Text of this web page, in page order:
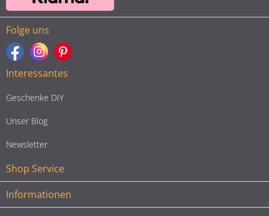
Folge uns
Interessantes
Geschenke DIY
Unser Blog
Newsletter
Shop Service
Informationen